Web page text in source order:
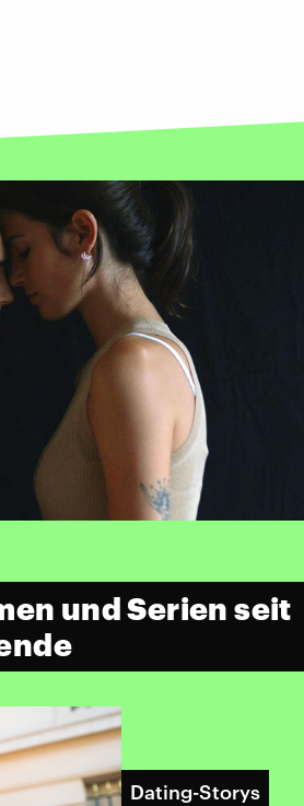
und Serien seit
Dating-Storys